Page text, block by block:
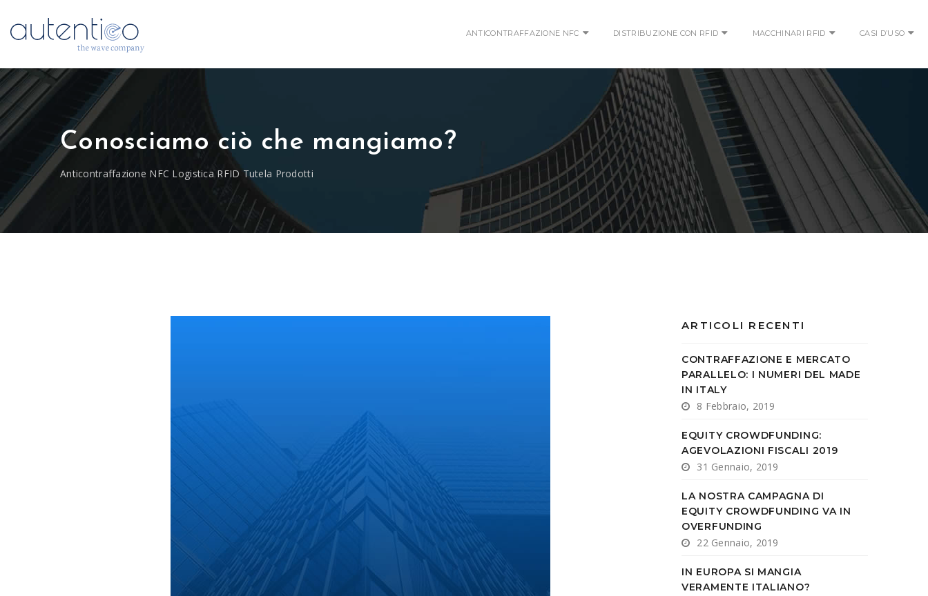
ANTICONTRAFFAZIONE NFC DISTRIBUZIONE CON RFID MACCHINARI RFID CASI D’USO
Conosciamo ciò che mangiamo?
Anticontraffazione NFC Logistica RFID Tutela Prodotti
ARTICOLI RECENTI
CONTRAFFAZIONE E MERCATO
PARALLELO: I NUMERI DEL MADE
IN ITALY
8 Febbraio, 2019
EQUITY CROWDFUNDING:
AGEVOLAZIONI FISCALI 2019
31 Gennaio, 2019
LA NOSTRA CAMPAGNA DI
EQUITY CROWDFUNDING VA IN
OVERFUNDING
22 Gennaio, 2019
IN EUROPA SI MANGIA
VERAMENTE ITALIANO?